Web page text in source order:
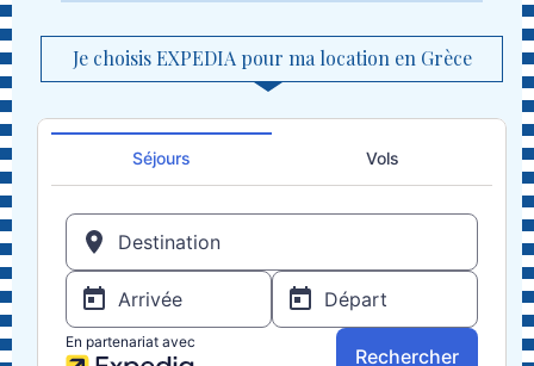
Je choisis EXPEDIA pour ma location en Grèce